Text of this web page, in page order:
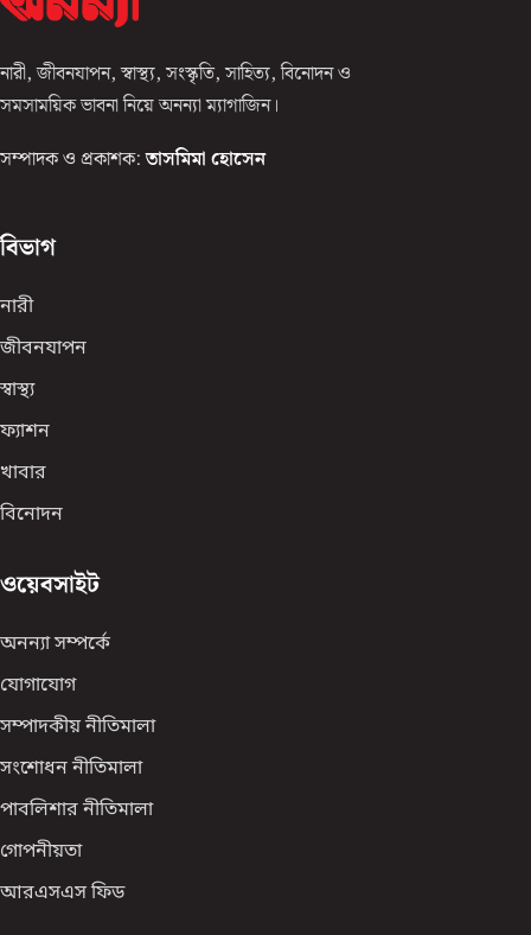
নারী, জীবনযাপন, স্বাস্থ্য, সংস্কৃতি, সাহিত্য, বিনোদন ও
সমসাময়িক ভাবনা নিয়ে অনন্যা ম্যাগাজিন।
সম্পাদক ও প্রকাশক: তাসমিমা হোসেন
বিভাগ
নারী
জীবনযাপন
স্বাস্থ্য
ফ্যাশন
খাবার
বিনোদন
ওয়েবসাইট
অনন্যা সম্পর্কে
যোগাযোগ
সম্পাদকীয় নীতিমালা
সংশোধন নীতিমালা
পাবলিশার নীতিমালা
গোপনীয়তা
আরএসএস ফিড